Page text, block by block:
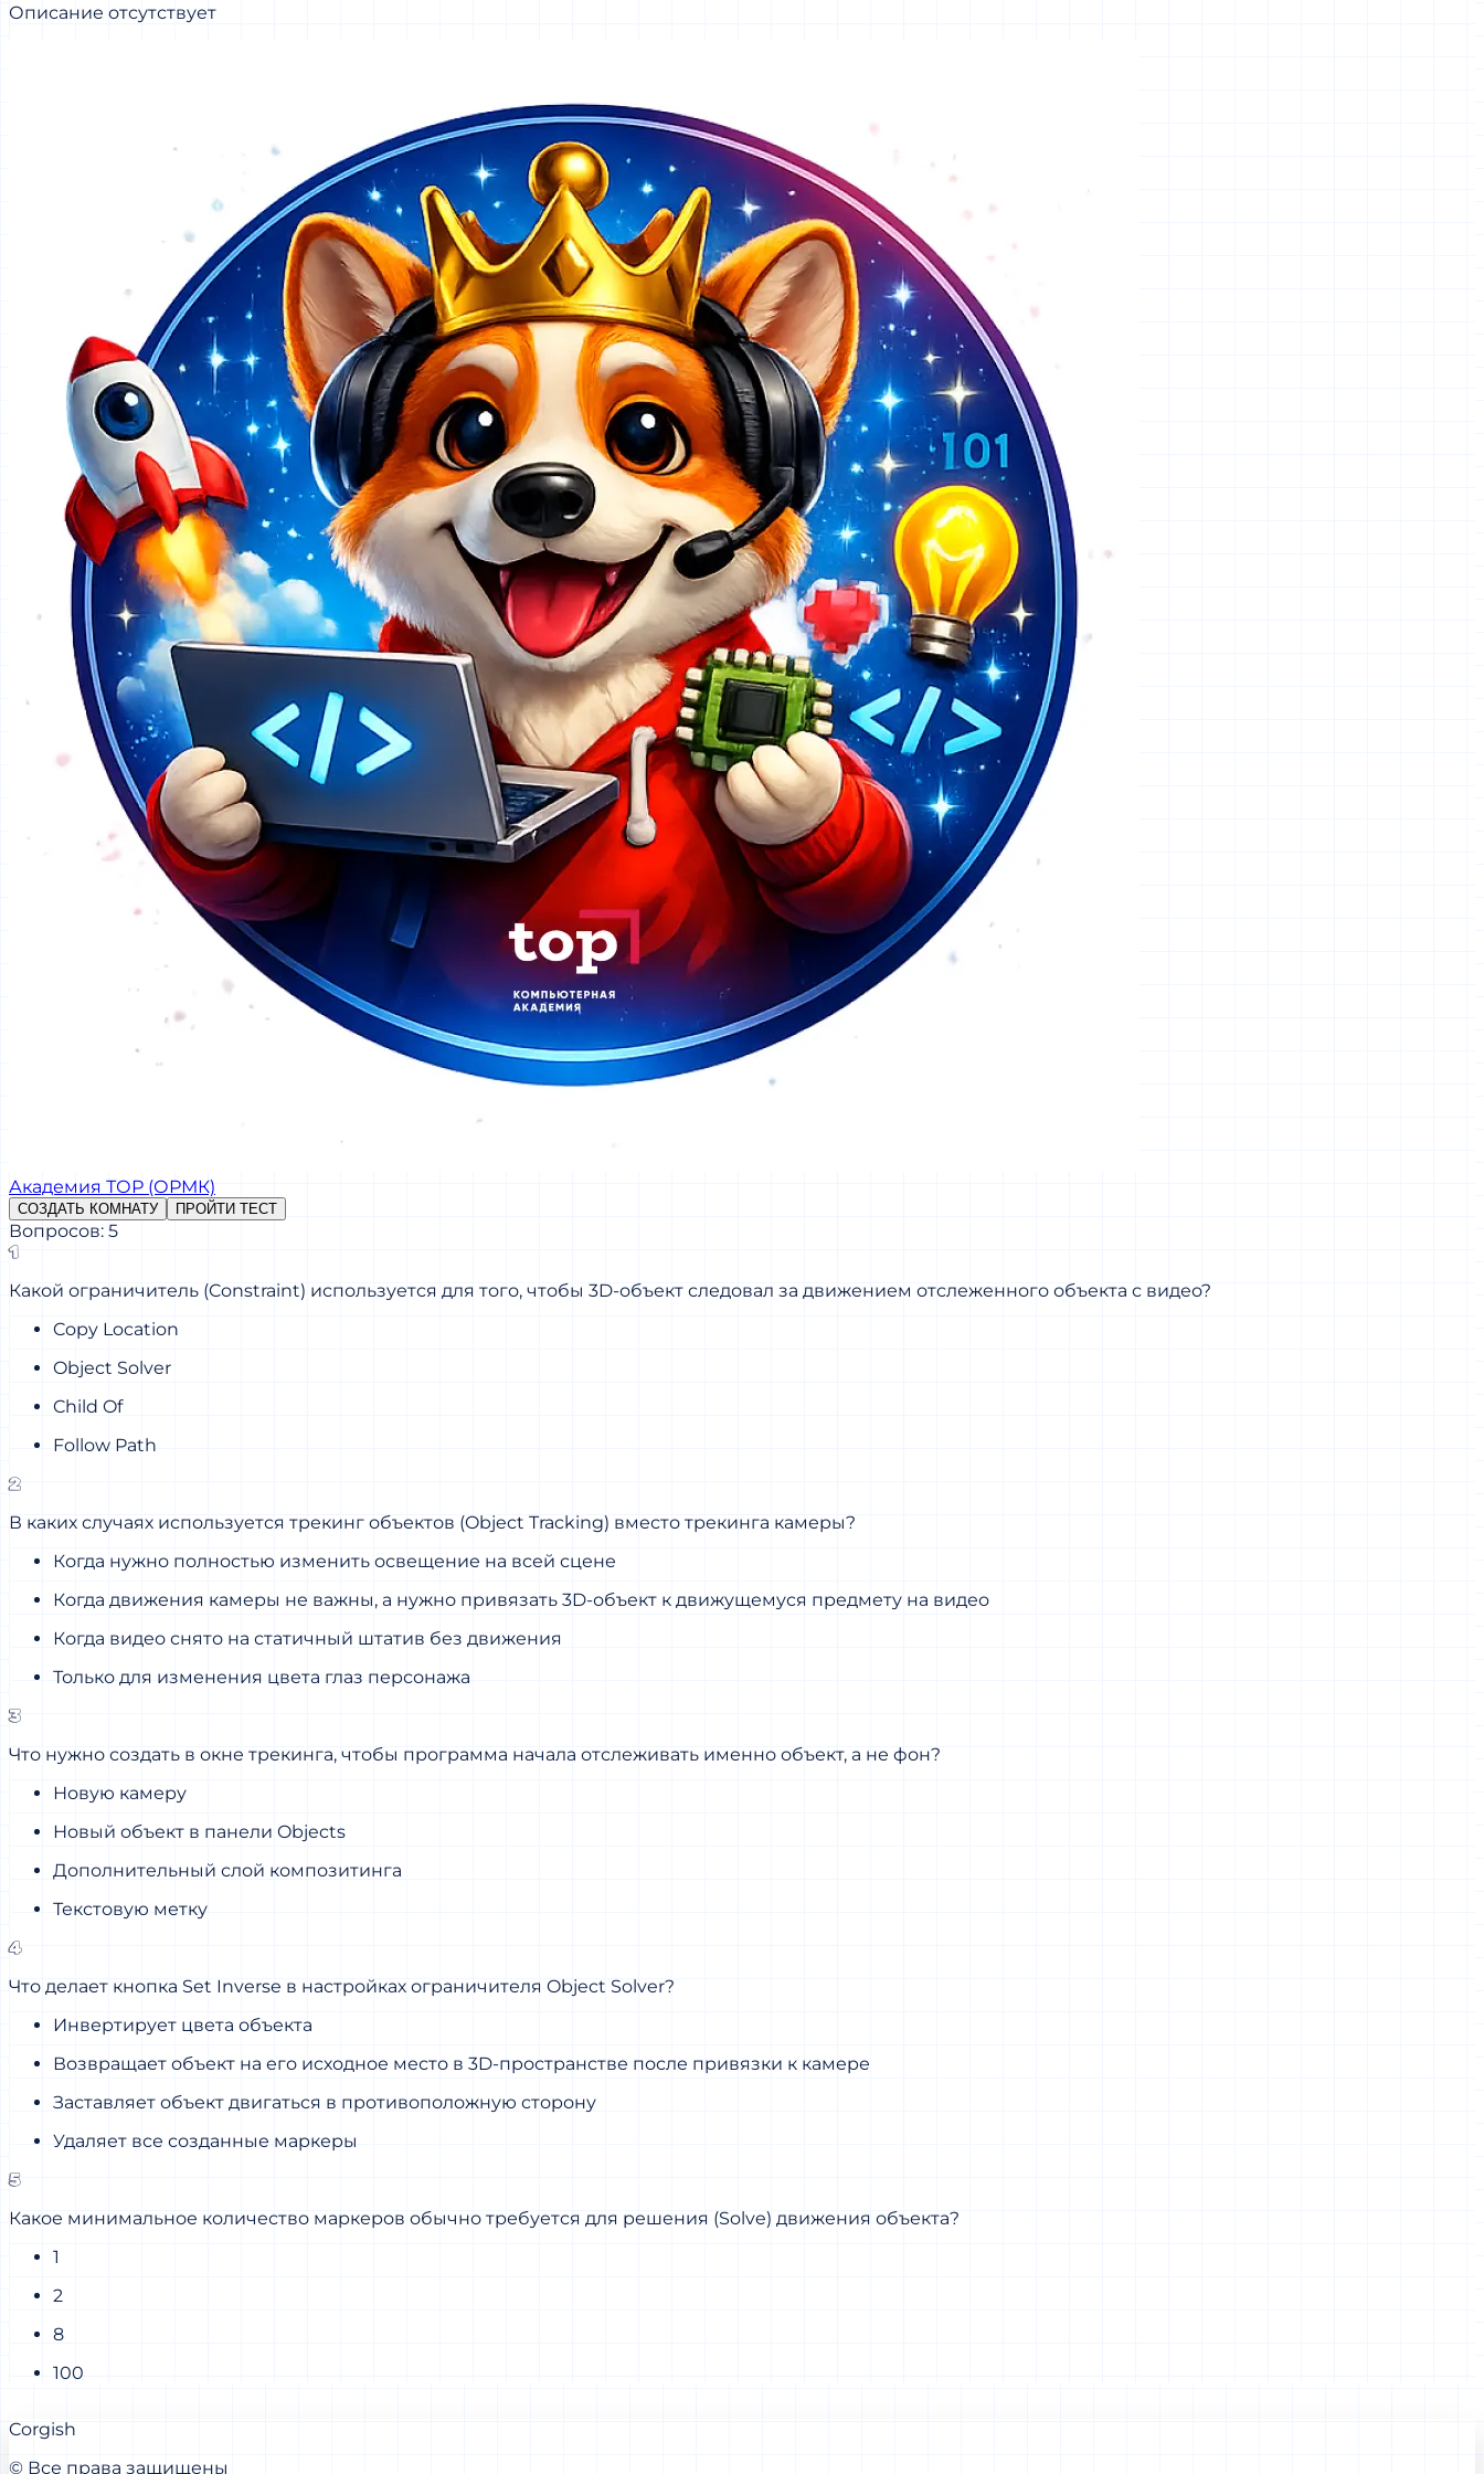
Описание отсутствует
Академия ТОР (ОРМК)
СОЗДАТЬ КОМНАТУ ПРОЙТИ ТЕСТ
Вопросов: 5
1
Какой ограничитель (Constraint) используется для того, чтобы 3D-объект следовал за движением отслеженного объекта с видео?
Copy Location
Object Solver
Child Of
Follow Path
2
В каких случаях используется трекинг объектов (Object Tracking) вместо трекинга камеры?
Когда нужно полностью изменить освещение на всей сцене
Когда движения камеры не важны, а нужно привязать 3D-объект к движущемуся предмету на видео
Когда видео снято на статичный штатив без движения
Только для изменения цвета глаз персонажа
3
Что нужно создать в окне трекинга, чтобы программа начала отслеживать именно объект, а не фон?
Новую камеру
Новый объект в панели Objects
Дополнительный слой композитинга
Текстовую метку
4
Что делает кнопка Set Inverse в настройках ограничителя Object Solver?
Инвертирует цвета объекта
Возвращает объект на его исходное место в 3D-пространстве после привязки к камере
Заставляет объект двигаться в противоположную сторону
Удаляет все созданные маркеры
5
Какое минимальное количество маркеров обычно требуется для решения (Solve) движения объекта?
1
2
8
100
Corgish
© Все права защищены